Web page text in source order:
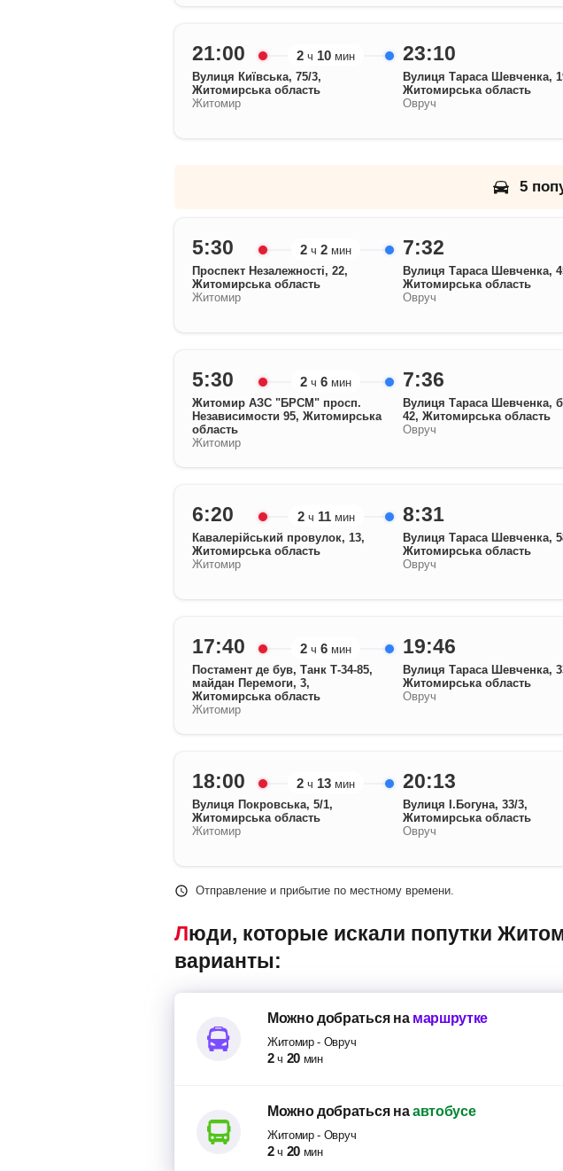
21:00
Вулиця Київська, 75/3,
Житомирська область
Житомир
2 ч 10 мин 23:10
Вулиця Тараса Шевченка,
Житомирська область
Овруч
5
5:30
Проспект Незалежності, 22,
Житомирська область
Житомир
2 ч 2 мин 7:32
Вулиця Тараса Шевченка,
Житомирська область
Овруч
5:30
Житомир АЗС "БРСМ" просп.
Независимости 95, Житомирська
область
Житомир
2 ч 6 мин 7:36
Вулиця Тараса Шевченка,
42, Житомирська область
Овруч
6:20
Кавалерійський провулок, 13,
Житомирська область
Житомир
2 ч 11 мин 8:31
Вулиця Тараса Шевченка,
Житомирська область
Овруч
17:40
Постамент де був, Танк Т-34-85,
майдан Перемоги, 3,
Житомирська область
Житомир
2 ч 6 мин 19:46
Вулиця Тараса Шевченка,
Житомирська область
Овруч
18:00
Вулиця Покровська, 5/1,
Житомирська область
Житомир
2 ч 13 мин 20:13
Вулиця І.Богуна, 33/3,
Житомирська область
Овруч
Отправление и прибытие по местному времени.
Люди, которые искали попутки Житомир – Овруч, также смотрели следующие
варианты:
Можно добратьсяна маршрутке
Житомир- Овруч
2 ч 20 мин
Можно добратьсяна автобусе
Житомир- Овруч
2 ч 20 мин